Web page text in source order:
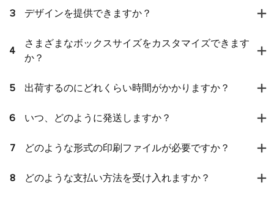
3 デザインを提供できますか？
4
さまざまなボックスサイズをカスタマイズできます
か？
5 出荷するのにどれくらい時間がかかりますか？
6 いつ、どのように発送しますか？
7 どのような形式の印刷ファイルが必要ですか？
8 どのような支払い方法を受け入れますか？